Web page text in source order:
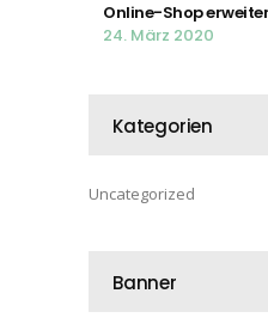
Online-Shop
24. März 2020
Kategorien
Uncategorized
Banner